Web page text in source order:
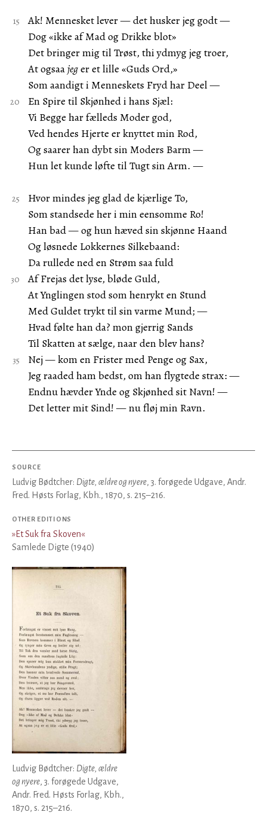
Ak! Mennesket lever — det husker jeg godt —
Dog «ikke af Mad og Drikke blot»
Det bringer mig til Trøst, thi ydmyg jeg troer,
At ogsaajeger et lille «Guds Ord,»
Som aandigt i Menneskets Fryd har Deel —
En Spire til Skjønhed i hans Sjæl:
Vi Begge har fælleds Moder god,
Ved hendes Hjerte er knyttet min Rod,
Og saarer han dybt sin Moders Barm —
Hun let kunde løfte til Tugt sin Arm. —
Hvor mindes jeg glad de kjærlige To,
Som standsede her i min eensomme Ro!
Han bad — og hun hæved sin skjønne Haand
Og løsnede Lokkernes Silkebaand:
Da rullede ned en Strøm saa fuld
Af Frejas det lyse, bløde Guld,
At Ynglingen stod som henrykt en Stund
Med Guldet trykt til sin varme Mund; —
Hvad følte han da? mon gjerrig Sands
Til Skatten at sælge, naar den blev hans?
Nej — kom en Frister med Penge og Sax,
Jeg raaded ham bedst, om han flygtede strax: —
Endnu hævder Ynde og Skjønhed sit Navn! —
Det letter mit Sind! — nu fløj min Ravn.
SOURCE
Ludvig Bødtcher: Digte, ældre og nyere, 3. forøgede Udgave, Andr.
Fred. Høsts Forlag, Kbh., 1870, s. 215–216.
OTHER EDITIONS
»Et Suk fra Skoven«
Samlede Digte (1940)
Ludvig Bødtcher: Digte, ældre
og nyere, 3. forøgede Udgave,
Andr. Fred. Høsts Forlag, Kbh.,
1870, s. 215–216.